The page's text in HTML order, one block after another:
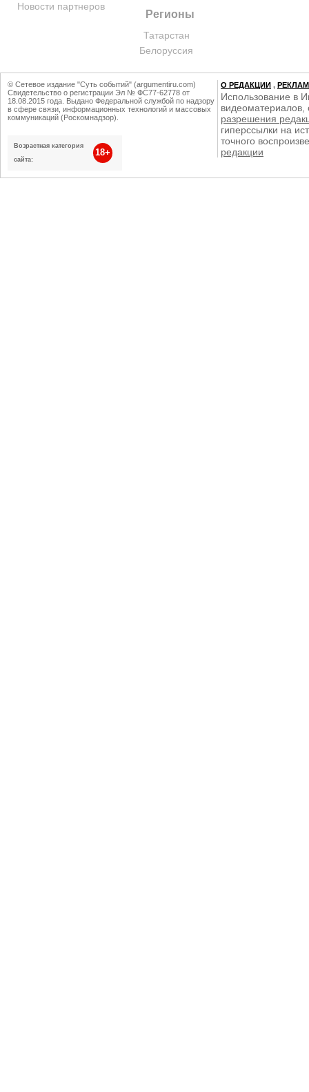
Новости партнеров
Регионы
Татарстан
Белоруссия
© Сетевое издание "Суть событий" (argumentiru.com)
Свидетельство о регистрации Эл № ФС77-62778 от
18.08.2015 года. Выдано Федеральной службой по надзору
в сфере связи, информационных технологий и массовых
коммуникаций (Роскомнадзор).
Возрастная категория
сайта:
18+
О РЕДАКЦИИ ,
Использование в
видеоматериалов,
разрешения
гиперссылки на
точного
редакции